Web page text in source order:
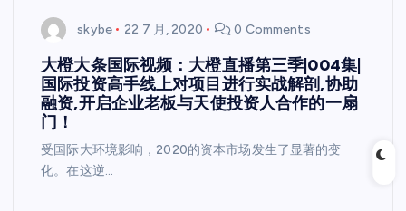
skybe 22 7 月, 2020 0 Comments
大橙大条国际视频：大橙直播第三季|004集|
国际投资高手线上对项目进行实战解剖,协助
融资,开启企业老板与天使投资人合作的一扇
门！
受国际大环境影响，2020的资本市场发生了显著的变
化。在这逆…